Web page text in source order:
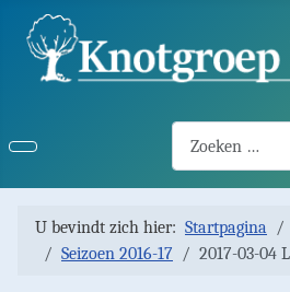
U bevindt zich hier: Startpagina
Seizoen 2016-17
2017-03-04